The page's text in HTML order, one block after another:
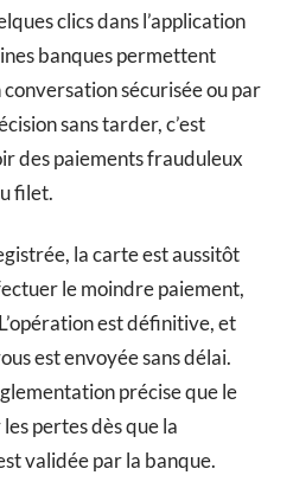
clics dans l’application
banques permettent
sécurisée ou par
sans tarder, c’est
des paiements frauduleux
filet.
la carte est aussitôt
le moindre paiement,
est définitive, et
est envoyée sans délai.
précise que le
pertes dès que la
validée par la banque.